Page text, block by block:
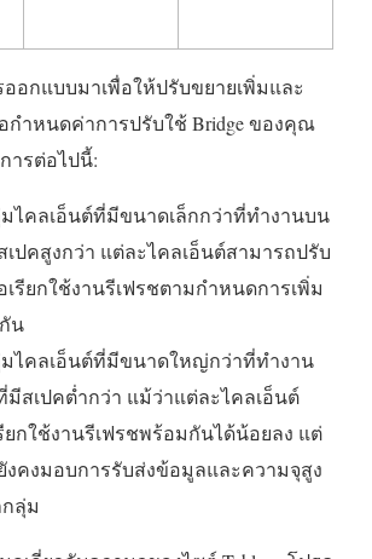
ออกแบบมาเพื่อให้ปรับขยายเพิ่มและ
กำหนดค่าการปรับใช้ Bridge ของคุณ
ารต่อไปนี้:
ไคลเอ็นต์ที่มีขนาดเล็กกว่าที่ทำงานบน
เปคสูงกว่า แต่ละไคลเอ็นต์สามารถปรับ
เรียกใช้งานรีเฟรชตามกำหนดการเพิ่ม
น
ไคลเอ็นต์ที่มีขนาดใหญ่กว่าที่ทำงาน
มีสเปคต่ำกว่า แม้ว่าแต่ละไคลเอ็นต์
ยกใช้งานรีเฟรชพร้อมกันได้น้อยลง แต่
งคงมอบการรับส่งข้อมูลและความจุสูง
ลุ่ม